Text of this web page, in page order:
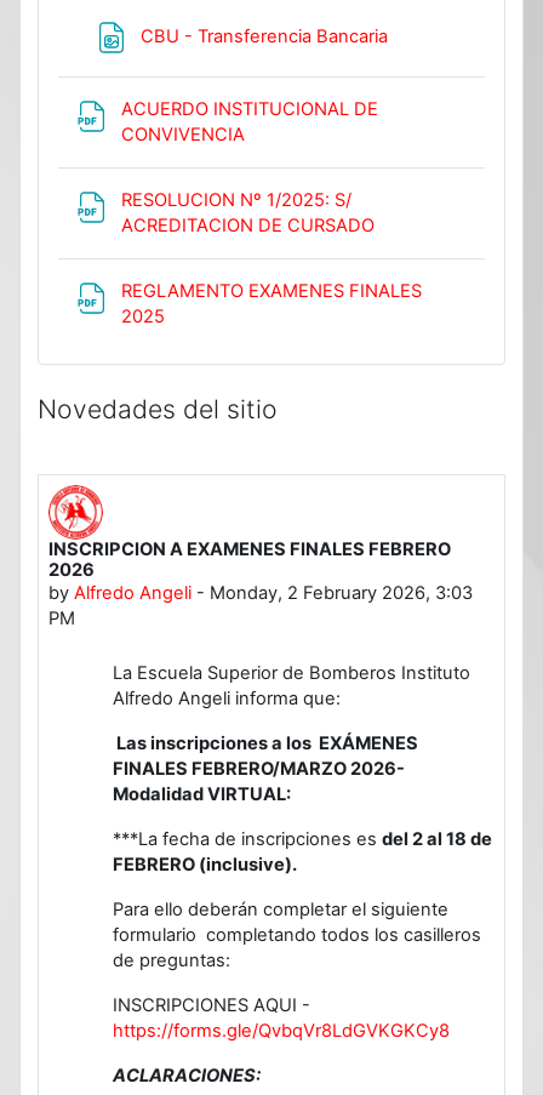
CBU - Transferencia Bancaria
ACUERDO INSTITUCIONAL DE
CONVIVENCIA
RESOLUCION Nº 1/2025: S/
ACREDITACION DE CURSADO
REGLAMENTO EXAMENES FINALES
2025
Novedades del sitio
INSCRIPCION A EXAMENES FINALES FEBRERO
2026
by Alfredo Angeli - Monday, 2 February 2026, 3:03
PM
La Escuela Superior de Bomberos Instituto
Alfredo Angeli informa que:
Las inscripciones a los EXÁMENES
FINALES FEBRERO/MARZO 2026-
Modalidad VIRTUAL:
***La fecha de inscripciones es del 2 al 18 de
FEBRERO (inclusive).
Para ello deberán completar el siguiente
formulario completando todos los casilleros
de preguntas:
INSCRIPCIONES AQUI -
https://forms.gle/QvbqVr8LdGVKGKCy8
ACLARACIONES: